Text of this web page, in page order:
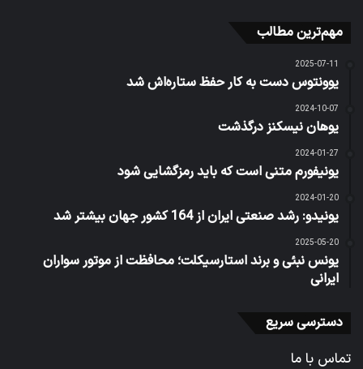
مهم‌ترین مطالب
2025-07-11
یوونتوس دست به کار حفظ ستاره‌اش شد
2024-10-07
یوهان نیسکنز درگذشت
2024-01-27
یونیفورم متنی است که باید رمزگشایی شود
2024-01-20
یونیدو: رشد صنعتی ایران از 164 کشور جهان بیشتر شد
2025-05-20
یونس نبئی و برند استارسیکلت؛ محافظت از موتور سواران
ایرانی
دسترسی سریع
تماس با ما